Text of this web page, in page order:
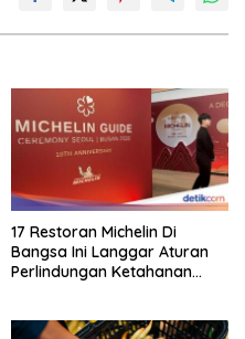
17 Restoran Michelin Di
Bangsa Ini Langgar Aturan
Perlindungan Ketahanan